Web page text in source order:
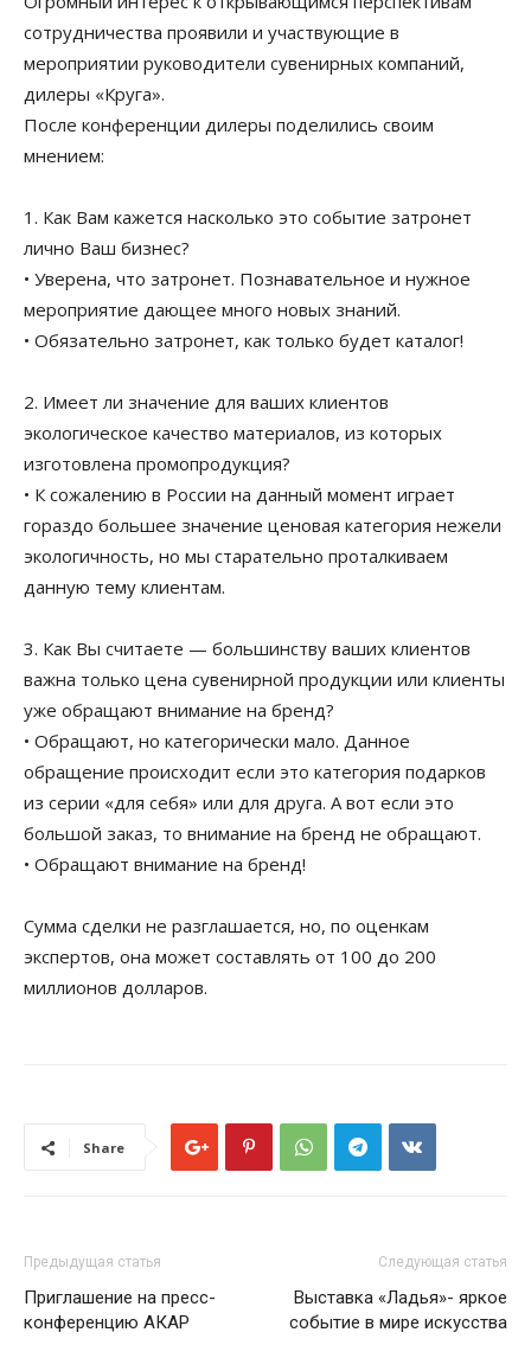
сотрудничества проявили и участвующие в
мероприятии руководители сувенирных компаний,
дилеры «Круга».
После конференции дилеры поделились своим
мнением:
1. Как Вам кажется насколько это событие затронет
лично Ваш бизнес?
• Уверена, что затронет. Познавательное и нужное
мероприятие дающее много новых знаний.
• Обязательно затронет, как только будет каталог!
2. Имеет ли значение для ваших клиентов
экологическое качество материалов, из которых
изготовлена промопродукция?
• К сожалению в России на данный момент играет
гораздо большее значение ценовая категория нежели
экологичность, но мы старательно проталкиваем
данную тему клиентам.
3. Как Вы считаете — большинству ваших клиентов
важна только цена сувенирной продукции или клиенты
уже обращают внимание на бренд?
• Обращают, но категорически мало. Данное
обращение происходит если это категория подарков
из серии «для себя» или для друга. А вот если это
большой заказ, то внимание на бренд не обращают.
• Обращают внимание на бренд!
Сумма сделки не разглашается, но, по оценкам
экспертов, она может составлять от 100 до 200
миллионов долларов.
Share
Предыдущая статья
Приглашение на пресс-
конференцию АКАР
Следующая статья
Выставка «Ладья»- яркое
событие в мире искусства